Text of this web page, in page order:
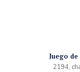
Juego
2194,